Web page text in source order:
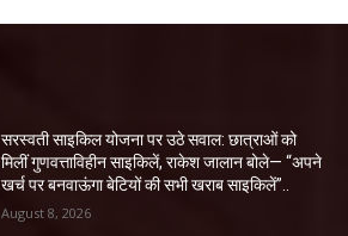
सरस्वती साइकिल योजना पर उठे सवाल: छात्राओं को
मिलीं गुणवत्ताविहीन साइकिलें, राकेश जालान बोले— “अपने
खर्च पर बनवाऊंगा बेटियों की सभी खराब साइकिलें”..
August 8, 2026